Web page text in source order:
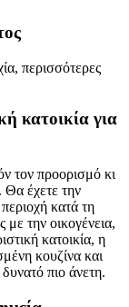
περισσότερες
κατοικία για
τον προορισμό κι
Θα έχετε την
κατά τη
με την οικογένεια,
κατοικία, η
κουζίνα και
πιο άνετη.